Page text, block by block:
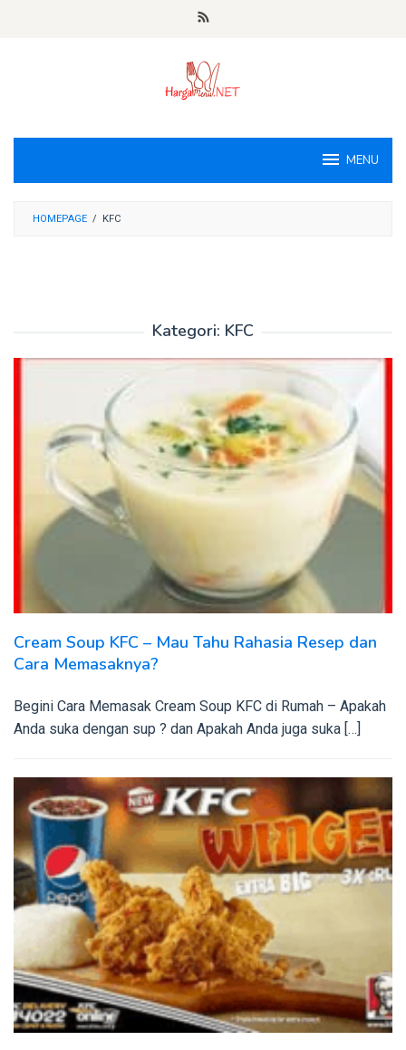
MENU
HOMEPAGE / KFC
Kategori: KFC
Cream Soup KFC – Mau Tahu Rahasia Resep dan
Cara Memasaknya?
Begini Cara Memasak Cream Soup KFC di Rumah – Apakah
Anda suka dengan sup ? dan Apakah Anda juga suka […]